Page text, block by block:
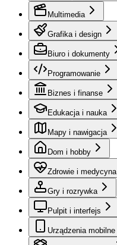
Multimedia
Grafika i design
Biuro i dokumenty
Programowanie
Biznes i finanse
Edukacja i nauka
Mapy i nawigacja
Dom i hobby
Zdrowie i medycyna
Gry i rozrywka
Pulpit i interfejs
Urządzenia mobilne